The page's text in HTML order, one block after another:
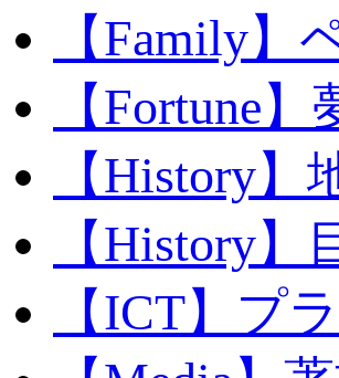
【Family】
【Fortune
【History】
【History
【ICT】プ